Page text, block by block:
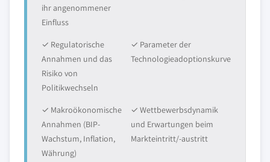
ihr angenommener
Einfluss
✓ Regulatorische
Annahmen und das
Risiko von
Politikwechseln
✓ Parameter der
Technologieadoptionskurve
✓ Makroökonomische
Annahmen (BIP-
Wachstum, Inflation,
Währung)
✓ Wettbewerbsdynamik
und Erwartungen beim
Markteintritt/-austritt